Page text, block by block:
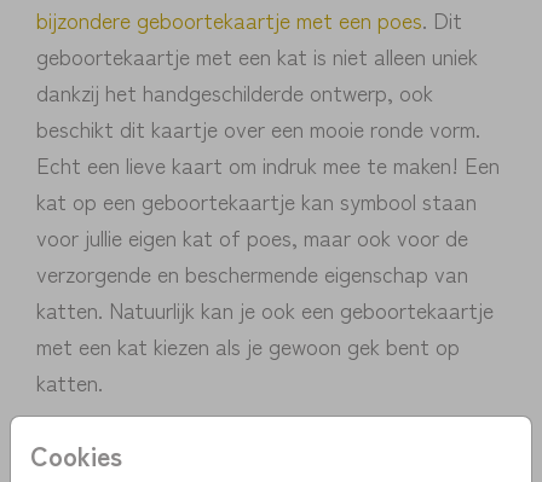
Cookies
bijzondere geboortekaartje met een poes. Dit
geboortekaartje met een kat is niet alleen uniek
dankzij het handgeschilderde ontwerp, ook
beschikt dit kaartje over een mooie ronde vorm.
Echt een lieve kaart om indruk mee te maken! Een
kat op een geboortekaartje kan symbool staan
voor jullie eigen kat of poes, maar ook voor de
verzorgende en beschermende eigenschap van
katten. Natuurlijk kan je ook een geboortekaartje
met een kat kiezen als je gewoon gek bent op
katten.